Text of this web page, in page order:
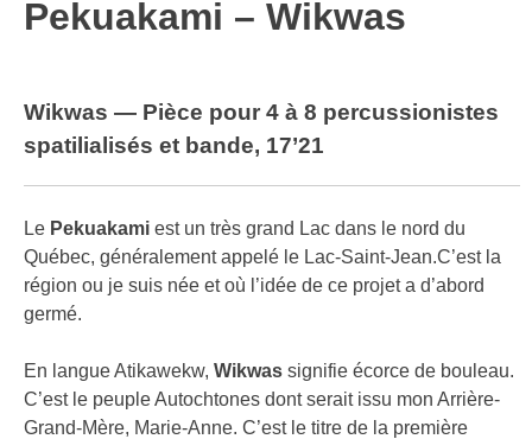
ACTIVITÉS
CONTACT
FR
Pekuakami – Wikwas
Wikwas — Pièce pour 4 à 8 percussionistes
spatilialisés et bande, 17’21
Le Pekuakami est un très grand Lac dans le nord du
Québec, généralement appelé le Lac-Saint-Jean.C’est la
région ou je suis née et où l’idée de ce projet a d’abord
germé.
En langue Atikawekw, Wikwas signifie écorce de bouleau.
C’est le peuple Autochtones dont serait issu mon Arrière-
Grand-Mère, Marie-Anne. C’est le titre de la première